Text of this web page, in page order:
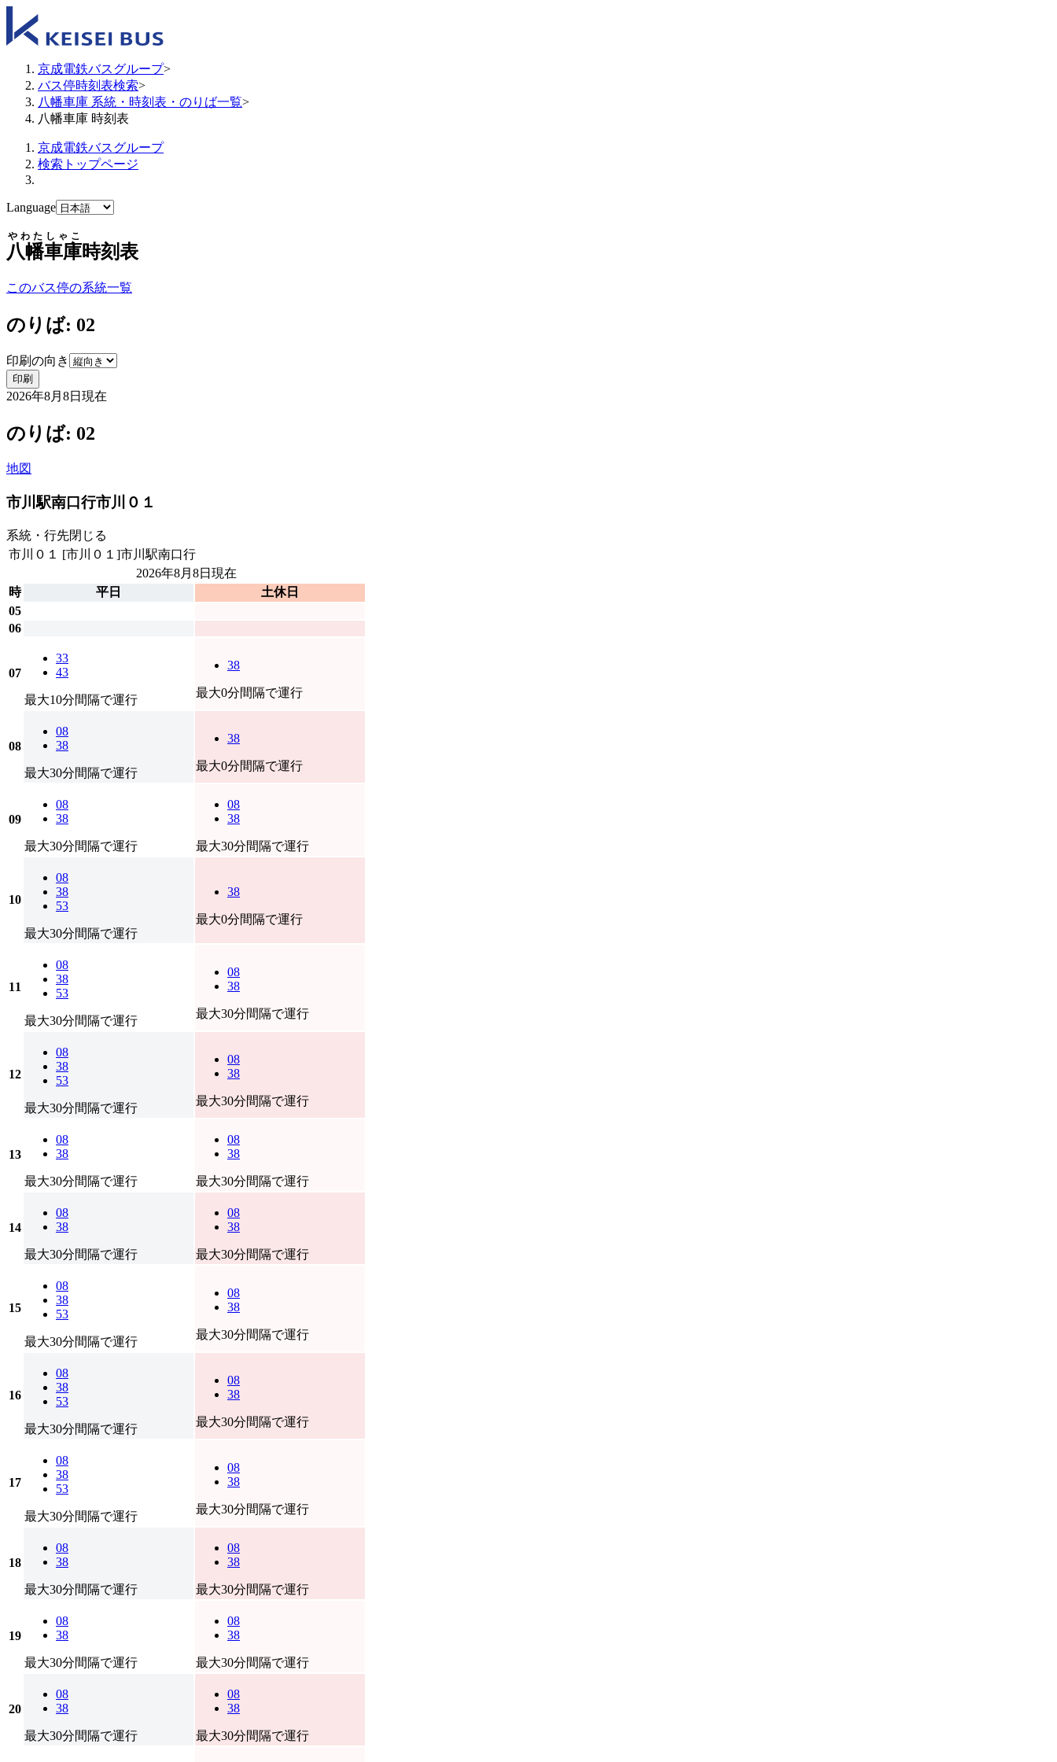
京成電鉄バスグループ>
バス停時刻表検索>
八幡車庫 系統・時刻表・のりば一覧>
八幡車庫 時刻表
京成電鉄バスグループ
検索トップページ
Language
八幡車庫
やわたしゃこ
時刻表
このバス停の系統一覧
のりば: 02
印刷の向き
印刷
2026年8月8日 現在
のりば: 02
地図
市川駅南口行市川０１
系統・行先閉じる
市川０１
[市川０１]市川駅南口行
2026年8月8日 現在
時
平日
土休日
05
06
07
33
43
最大10分間隔で運行
38
最大0分間隔で運行
08
08
38
最大30分間隔で運行
38
最大0分間隔で運行
09
08
38
最大30分間隔で運行
08
38
最大30分間隔で運行
10
08
38
53
最大30分間隔で運行
38
最大0分間隔で運行
11
08
38
53
最大30分間隔で運行
08
38
最大30分間隔で運行
12
08
38
53
最大30分間隔で運行
08
38
最大30分間隔で運行
13
08
38
最大30分間隔で運行
08
38
最大30分間隔で運行
14
08
38
最大30分間隔で運行
08
38
最大30分間隔で運行
15
08
38
53
最大30分間隔で運行
08
38
最大30分間隔で運行
16
08
38
53
最大30分間隔で運行
08
38
最大30分間隔で運行
17
08
38
53
最大30分間隔で運行
08
38
最大30分間隔で運行
18
08
38
最大30分間隔で運行
08
38
最大30分間隔で運行
19
08
38
最大30分間隔で運行
08
38
最大30分間隔で運行
20
08
38
最大30分間隔で運行
08
38
最大30分間隔で運行